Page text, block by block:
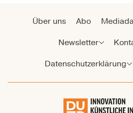
Über uns Abo
Newsletter
Datenschutzerklärung